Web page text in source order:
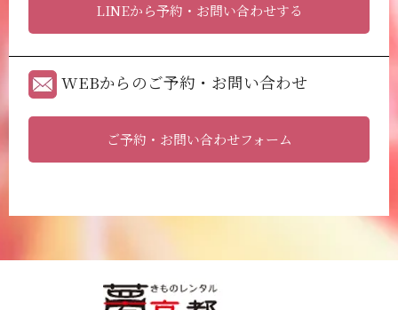
LINEから予約・お問い合わせする
WEBからのご予約・お問い合わせ
ご予約・お問い合わせフォーム